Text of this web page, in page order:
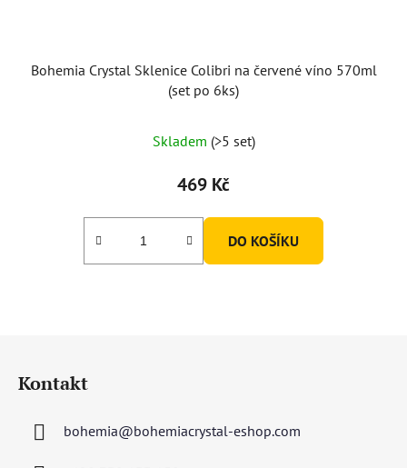
Bohemia Crystal Sklenice Colibri na červené víno 570ml
(set po 6ks)
Skladem (>5 set)
469 Kč
DO KOŠÍKU
Kontakt
bohemia@bohemiacrystal-eshop.com